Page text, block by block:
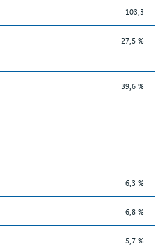
103,3
27,5 %
39,6 %
6,3 %
6,8 %
5,7 %